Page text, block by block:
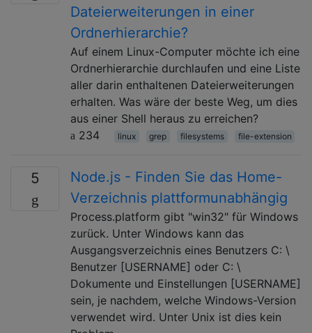
Dateierweiterungen in einer
Ordnerhierarchie?
Auf einem Linux-Computer möchte ich eine
Ordnerhierarchie durchlaufen und eine Liste
aller darin enthaltenen Dateierweiterungen
erhalten. Was wäre der beste Weg, um dies
aus einer Shell heraus zu erreichen?
234
linux grep filesystems file-extension
5
Node.js - Finden Sie das Home-
Verzeichnis plattformunabhängig
Process.platform gibt "win32" für Windows
zurück. Unter Windows kann das
Ausgangsverzeichnis eines Benutzers C: \
Benutzer [USERNAME] oder C: \
Dokumente und Einstellungen [USERNAME]
sein, je nachdem, welche Windows-Version
verwendet wird. Unter Unix ist dies kein